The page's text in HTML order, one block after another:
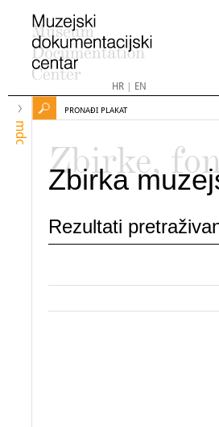
HR| EN
mdc
PRONAĐI PLAKAT
Zbirke,
Zbirka
Rezultati